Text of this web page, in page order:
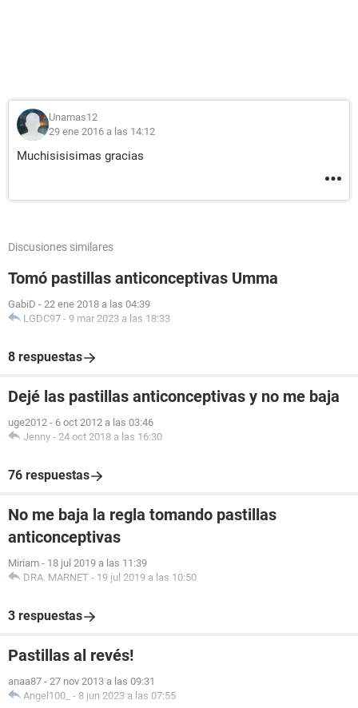
Unamas12
29 ene 2016 a las 14:12
Muchisisisimas gracias
Discusiones similares
Tomó pastillas anticonceptivas Umma
GabiD - 22 ene 2018 a las 04:39
LGDC97 - 9 mar 2023 a las 18:33
8 respuestas
Dejé las pastillas anticonceptivas y no me baja
uge2012 - 6 oct 2012 a las 03:46
Jenny - 24 oct 2018 a las 16:30
76 respuestas
No me baja la regla tomando pastillas
anticonceptivas
Miriam - 18 jul 2019 a las 11:39
DRA. MARNET - 19 jul 2019 a las 10:50
3 respuestas
Pastillas al revés!
anaa87 - 27 nov 2013 a las 09:31
Angel100_ - 8 jun 2023 a las 07:55